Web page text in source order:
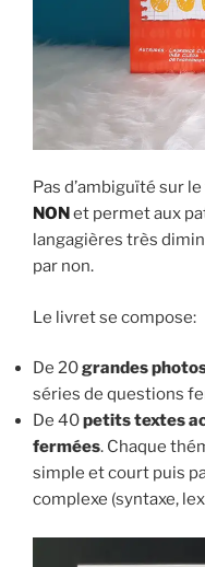
Pas d’ambiguïté sur
NON et permet aux
langagières très
par non.
Le livret se compose:
De 20grandes
séries de questions
De 40petits textes
fermées. Chaque
simple et court puis
complexe (syntaxe,